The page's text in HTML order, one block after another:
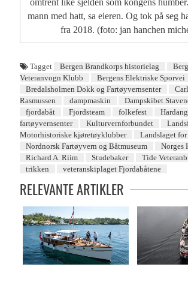
omtrent like sjelden som kongens
mann med hatt, sa eieren. Og tok på seg
fra 2018. (foto: jan hanchen
Tagget Bergen Brandkorps historielag
Veteranvogn Klubb
Bergens Elektriske Sporvei
Bredalsholmen Dokk og Fartøyvernsenter
Rasmussen
dampmaskin
Dampskibet
fjordabåt
Fjordsteam folkefest
fartøyvernsenter
Kulturvernforbundet
Motorhistoriske kjøretøyklubber
Landslaget
Nordnorsk Fartøyvern og Båtmuseum
Norges
Richard A. Riim
Studebaker
Tide
trikken
veteranskiplaget Fjordabåtene
RELEVANTE ARTIKLER